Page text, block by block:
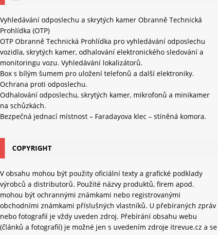
Vyhledávání odposlechu a skrytých kamer Obranně Technická
Prohlídka (OTP)
OTP Obranně Technická Prohlídka pro vyhledávání odposlechu
vozidla, skrytých kamer, odhalování elektronického sledování a
monitoringu vozu. Vyhledávání lokalizátorů.
Box s bílým šumem pro uložení telefonů a další elektroniky.
Ochrana proti odposlechu.
Odhalování odposlechu, skrytých kamer, mikrofonů a minikamer
na schůzkách.
Bezpečná jednací místnost – Faradayova klec – stíněná komora.
COPYRIGHT
V obsahu mohou být použity oficiální texty a grafické podklady
výrobců a distributorů. Použité názvy produktů, firem apod.
mohou být ochrannými známkami nebo registrovanými
obchodními známkami příslušných vlastníků. U přebíraných zpráv
nebo fotografií je vždy uveden zdroj. Přebírání obsahu webu
(článků a fotografií) je možné jen s uvedením zdroje itrevue.cz a se